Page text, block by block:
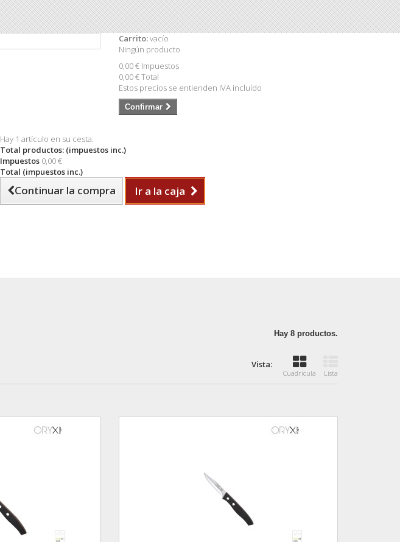
Carrito:vacío
Ningún producto
0,00 € Impuestos
0,00 €Total
Estos precios se entienden IVA incluído
Confirmar
Hay 1 artículo en su cesta.
Total productos: (impuestos inc.)
Impuestos 0,00 €
Total (impuestos inc.)
Continuar la compra Ir a la caja
Hay 8 productos.
Vista:
Cuadrícula Lista